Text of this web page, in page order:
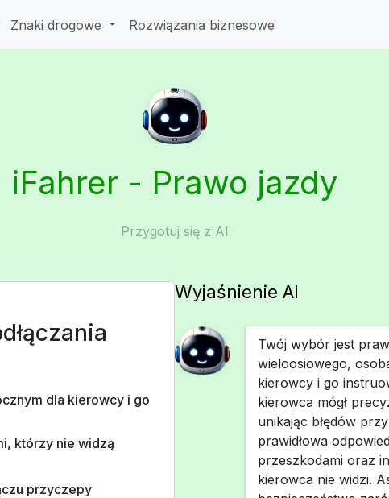
Znaki drogowe Rozwiązania biznesowe
iFahrer - Prawo jazdy
Przygotuj się z AI
dla kierowcy i go
którzy nie widzą
przyczepy
Wyjaśnienie AI
Twój wybór jest
wieloosiowego,
kierowcy i go
kierowca mógł
unikając błędów
prawidłowa
przeszkodami oraz
kierowca nie widzi.